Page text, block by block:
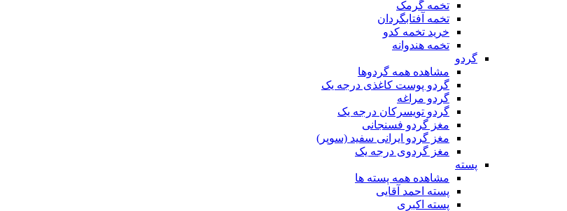
تخمه گرمک
تخمه آفتابگردان
خرید تخمه کدو
تخمه هندوانه
گردو
مشاهده همه گردوها
گردو پوست کاغذی درجه یک
گردو مراغه
گردو تویسرکان درجه یک
مغز گردو فسنجانی
مغز گردو ایرانی سفید (سوپر)
مغز گردوی درجه یک
پسته
مشاهده همه پسته ها
پسته احمد آقایی
پسته اکبری